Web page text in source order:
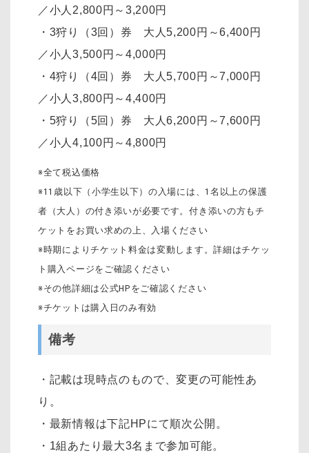
／小人2,800円～3,200円
・3狩り（3回）券 大人5,200円～6,400円
／小人3,500円～4,000円
・4狩り（4回）券 大人5,700円～7,000円
／小人3,800円～4,400円
・5狩り（5回）券 大人6,200円～7,600円
／小人4,100円～4,800円
※全て税込価格
※11歳以下（小学生以下）の入場には、1名以上の保護
者（大人）の付き添いが必要です。付き添いの方もチ
ケットをお買い求めの上、入場ください
※時期によりチケット料金は変動します。詳細はチケッ
ト購入ページをご確認ください
※その他詳細は公式HPをご確認ください
※チケットは購入日のみ有効
備考
・記載は現時点のもので、変更の可能性あ
り。
・最新情報は下記HPにて順次公開。
・1組あたり最大3名まで参加可能。